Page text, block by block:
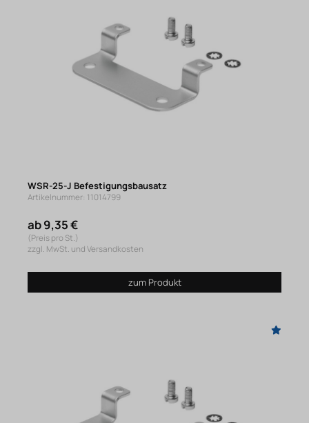
WSR-25-J Befestigungsbausatz
Artikelnummer: 11014799
ab 9,35 €
(Preis pro St.)
zzgl. MwSt. und Versandkosten
zum Produkt